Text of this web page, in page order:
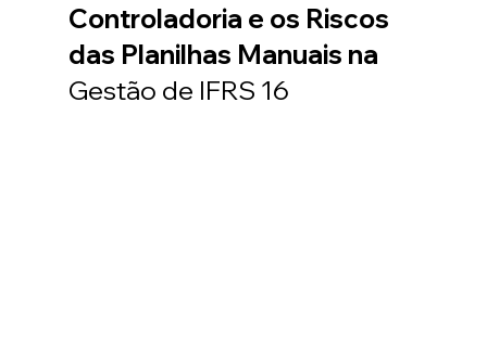
Controladoria e os Riscos
das Planilhas Manuais na
Gestão de IFRS 16